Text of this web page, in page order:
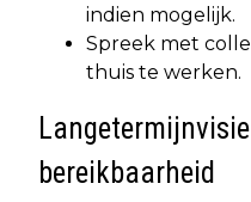
indien mogelijk.
Spreek met
thuis te werken.
bereikbaarheid